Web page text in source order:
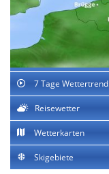
7 Tage Wettertrend
Reisewetter
Wetterkarten
Skigebiete